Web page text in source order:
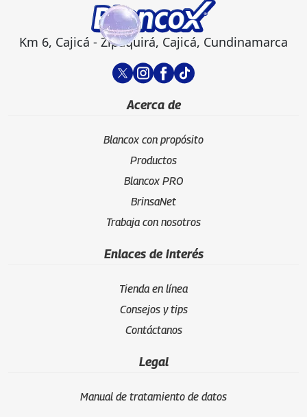
Km 6, Cajicá - Zipaquirá, Cajicá, Cundinamarca
Acerca de
Blancox con propósito
Productos
Blancox PRO
BrinsaNet
Trabaja con nosotros
Enlaces de interés
Tienda en línea
Consejos y tips
Contáctanos
Legal
Manual de tratamiento de datos